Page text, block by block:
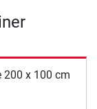
200 x 100 cm